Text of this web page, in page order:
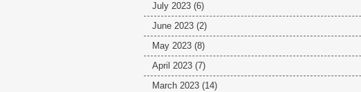
July 2023 (6)
June 2023 (2)
May 2023 (8)
April 2023 (7)
March 2023 (14)